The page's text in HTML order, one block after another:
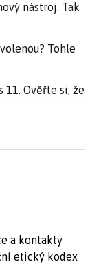
nástroj. Tak
Tohle
Ověřte si, že
a kontakty
etický kodex